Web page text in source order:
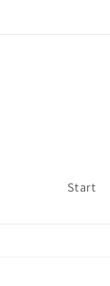
Start